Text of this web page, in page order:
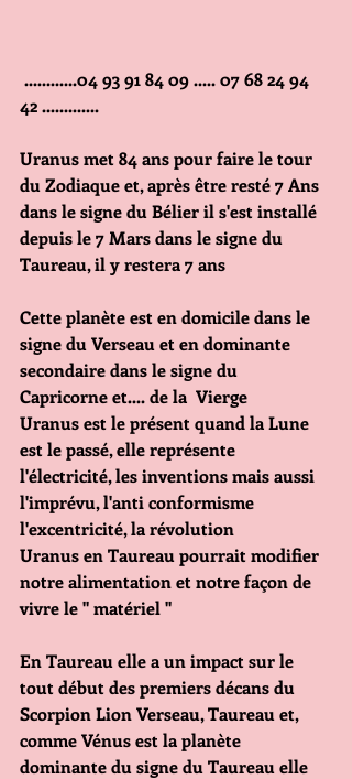
42 .............
Uranus met 84 ans pour faire le tour
du Zodiaque et, après être resté 7 Ans
dans le signe du Bélier il s'est installé
depuis le 7 Mars dans le signe du
Taureau, il y restera 7 ans
Cette planète est en domicile dans le
signe du Verseau et en dominante
secondaire dans le signe du
Capricorne et.... de la  Vierge
Uranus est le présent quand la Lune
est le passé, elle représente
l'électricité, les inventions mais aussi
l'imprévu, l'anti conformisme
l'excentricité, la révolution
Uranus en Taureau pourrait modifier
notre alimentation et notre façon de
vivre le " matériel "
En Taureau elle a un impact sur le
tout début des premiers décans du
Scorpion Lion Verseau, Taureau et,
comme Vénus est la planète
dominante du signe du Taureau elle